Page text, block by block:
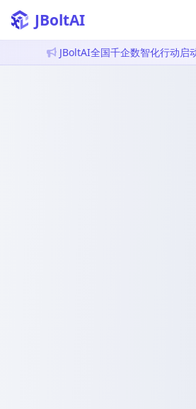
JBoltAI
JBoltAI全国千企数智化行动启